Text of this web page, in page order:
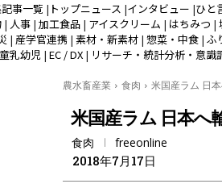
事一覧 | トップニュース |インタビュー |ひと
| 人事 | 加工食品 | アイスクリーム | はちみつ |
| 産学官連携 | 素材・新素材 | 惣菜・中食 | ふ
乳幼児 | EC / DX | リサーチ・統計分析・意識
農水畜産業 食肉 米国産ラム 日
米国産ラム 日本へ
食肉 freeonline
2018年7月17日